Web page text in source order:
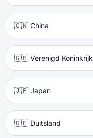
🇨🇳 China
🇬🇧 Verenigd Koninkrijk
🇯🇵 Japan
🇩🇪 Duitsland